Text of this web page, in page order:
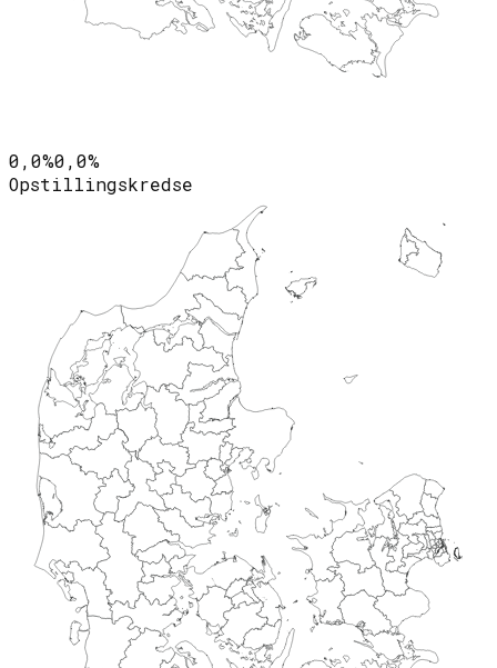
0,0%0,0%
Opstillingskredse